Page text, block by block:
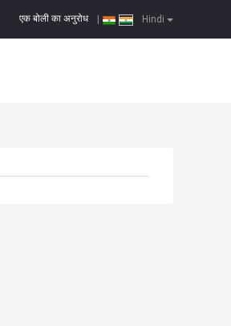
Hindi
एक बोली का अनुरोध